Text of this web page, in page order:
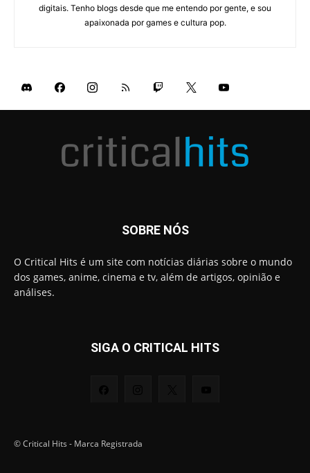
digitais. Tenho blogs desde que me entendo por gente, e sou
apaixonada por games e cultura pop.
SOBRE NÓS
O Critical Hits é um site com notícias diárias sobre o mundo
dos games, anime, cinema e tv, além de artigos, opinião e
análises.
SIGA O CRITICAL HITS
© Critical Hits - Marca Registrada